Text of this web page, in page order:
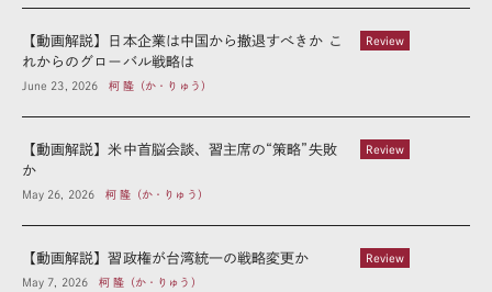
Review
【動画解説】日本企業は中国から撤退すべきか こ
れからのグローバル戦略は
June 23, 2026 柯 隆（か・りゅう）
Review
【動画解説】米中首脳会談、習主席の“策略”失敗
か
May 26, 2026 柯 隆（か・りゅう）
Review
【動画解説】習政権が台湾統一の戦略変更か
May 7, 2026 柯 隆（か・りゅう）